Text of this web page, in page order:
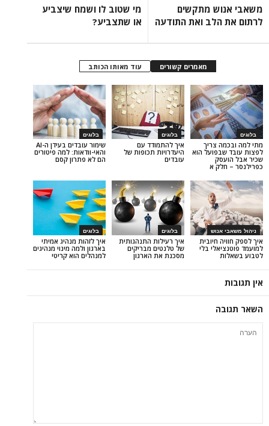
מתקשים
ואת התודעה
מי שטוב לו ושמח שיצביע
או שתצביע?
עוד מאותו הכותב
בלוגים
שימור עובדים בעידן ה-AI
והאי-וודאות: למה פיטורים
הם לא פתרון קסם
בלוגים
איך להתמודד עם
היעדרויות תכופות של
עובדים
צריך
הוא
א
בלוגים
איך לזהות מנהיג אמיתי
בארגון ולמה מינוי מנהיגים
למנהלים הוא קריטי
בלוגים
איך רעילות התנהגותית
של טלנטים מבריקים
מסכנת את הארגון
חיובית
בלי